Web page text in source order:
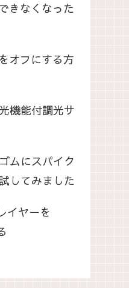
きなくなった
オフにする方
機能付調光サ
ムにスパイク
してみました
イヤーを